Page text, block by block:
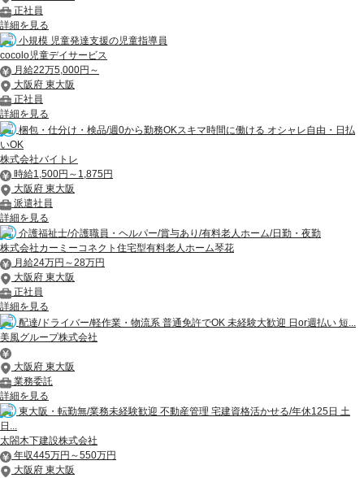
正社員
詳細を見る
小規模 児童発達支援の児童指導員
cocolo児童デイサービス
月給22万5,000円～
大阪府 東大阪
正社員
詳細を見る
梱包・仕分け・検品/週0から勤務OKスキマ時間に働ける オシャレ自由・日払
いOK
株式会社バイトレ
時給1,500円～1,875円
大阪府 東大阪
派遣社員
詳細を見る
介護福祉士/介護職員・ヘルパー/賞与あり/有料老人ホーム/日勤・夜勤
株式会社カーミーコネクト住宅型有料老人ホーム琴花
月給24万円～28万円
大阪府 東大阪
正社員
詳細を見る
配達/ドライバー/軽作業・物流系 普通免許でOK 未経験大歓迎 日or週払い 短...
美風グループ株式会社
大阪府 東大阪
業務委託
詳細を見る
東大阪・転勤無/業務未経験歓迎 不動産管理 宅建資格活かせる/年休125日 土
日...
太閤木下建設株式会社
年収445万円～550万円
大阪府 東大阪